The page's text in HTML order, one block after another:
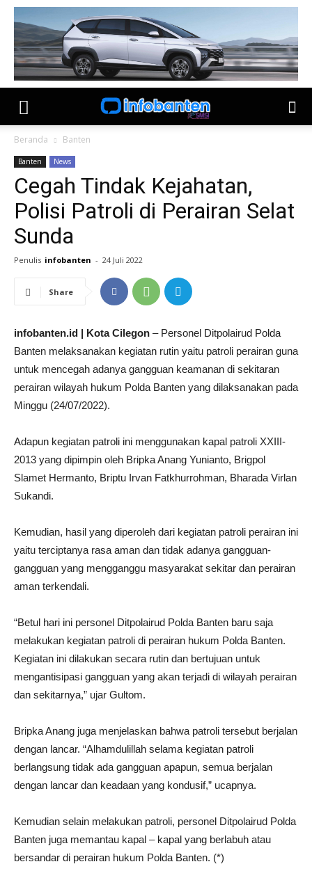
Beranda Banten
Banten News
Cegah Tindak Kejahatan,
Polisi Patroli di Perairan Selat
Sunda
Penulis infobanten - 24 Juli 2022
Share
infobanten.id | Kota Cilegon – Personel Ditpolairud Polda
Banten melaksanakan kegiatan rutin yaitu patroli perairan guna
untuk mencegah adanya gangguan keamanan di sekitaran
perairan wilayah hukum Polda Banten yang dilaksanakan pada
Minggu (24/07/2022).
Adapun kegiatan patroli ini menggunakan kapal patroli XXIII-
2013 yang dipimpin oleh Bripka Anang Yunianto, Brigpol
Slamet Hermanto, Briptu Irvan Fatkhurrohman, Bharada Virlan
Sukandi.
Kemudian, hasil yang diperoleh dari kegiatan patroli perairan ini
yaitu terciptanya rasa aman dan tidak adanya gangguan-
gangguan yang mengganggu masyarakat sekitar dan perairan
aman terkendali.
“Betul hari ini personel Ditpolairud Polda Banten baru saja
melakukan kegiatan patroli di perairan hukum Polda Banten.
Kegiatan ini dilakukan secara rutin dan bertujuan untuk
mengantisipasi gangguan yang akan terjadi di wilayah perairan
dan sekitarnya,” ujar Gultom.
Bripka Anang juga menjelaskan bahwa patroli tersebut berjalan
dengan lancar. “Alhamdulillah selama kegiatan patroli
berlangsung tidak ada gangguan apapun, semua berjalan
dengan lancar dan keadaan yang kondusif,” ucapnya.
Kemudian selain melakukan patroli, personel Ditpolairud Polda
Banten juga memantau kapal – kapal yang berlabuh atau
bersandar di perairan hukum Polda Banten. (*)